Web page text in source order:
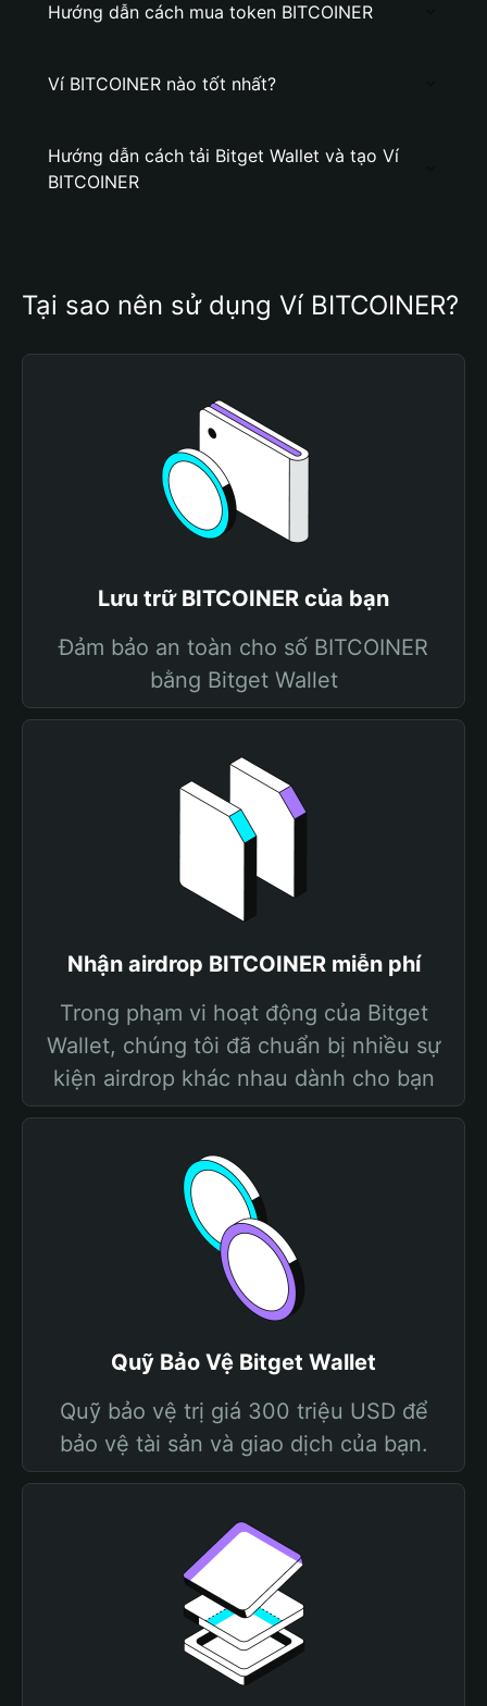
Hướng dẫn cách mua token BITCOINER
Ví BITCOINER nào tốt nhất?
Hướng dẫn cách tải Bitget Wallet và tạo Ví
BITCOINER
Tại sao nên sử dụng Ví BITCOINER?
Lưu trữ BITCOINER của bạn
Đảm bảo an toàn cho số BITCOINER
bằng Bitget Wallet
Nhận airdrop BITCOINER miễn phí
Trong phạm vi hoạt động của Bitget
Wallet, chúng tôi đã chuẩn bị nhiều sự
kiện airdrop khác nhau dành cho bạn
Quỹ Bảo Vệ Bitget Wallet
Quỹ bảo vệ trị giá 300 triệu USD để
bảo vệ tài sản và giao dịch của bạn.